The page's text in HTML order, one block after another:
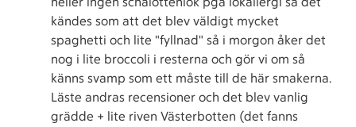
kändes som att det blev väldigt mycket
spaghetti och lite "fyllnad" så i morgon åker det
nog i lite broccoli i resterna och gör vi om så
känns svamp som ett måste till de här smakerna.
Läste andras recensioner och det blev vanlig
grädde + lite riven Västerbotten (det fanns